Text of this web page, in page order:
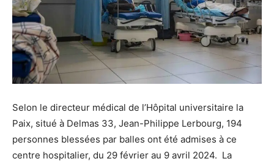
Selon le directeur médical de l’Hôpital universitaire la
Paix, situé à Delmas 33, Jean-Philippe Lerbourg, 194
personnes blessées par balles ont été admises à ce
centre hospitalier, du 29 février au 9 avril 2024. La